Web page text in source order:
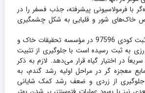
با فرمولاسیونی پیشرفته، جذب فسفر را در
خاک‌های شور و قلیایی به شکل چشمگیری
این کود که با شماره ثبت کودی 97596 در مؤسسه تحقیقات خاک و
به ثبت رسیده است با جلوگیری از تثبیت
در اختیار گیاه قرار می‌دهد. لازم به ذکر
معجزه گر در مراحل اولیه رشد گندم، به
جلوگیری از زردی و ضعف رشد کمک شایانی